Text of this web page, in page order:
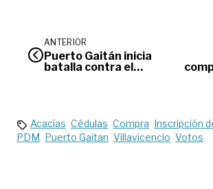
ANTERIOR
Puerto Gaitán inicia
batalla contra el
Acacías Cédulas Compra Inscripción
PDM Puerto Gaitan Villavicencio Votos